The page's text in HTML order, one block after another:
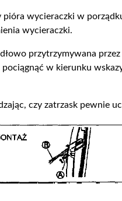
wycieraczki w
wycieraczki.
przytrzymywana
w kierunku
czy zatrzask pewnie